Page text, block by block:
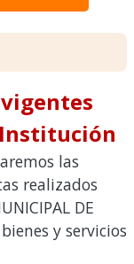
las
realizados
DE
y servicios